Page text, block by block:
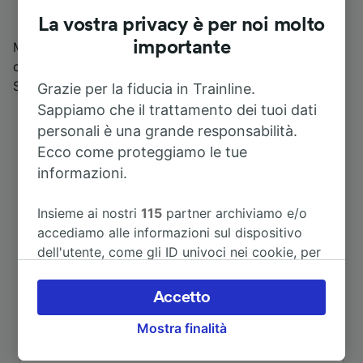
Moncalieri è la sosta ideale per chi desidera
conoscere il Museo dell’Automobile, il Parco di
Stupinigi e Superga.
Itinerari più popolari da Moncalieri
La vostra privacy è per noi molto
importante
Grazie per la fiducia in Trainline.
Sappiamo che il trattamento dei tuoi dati
personali è una grande responsabilità.
Ecco come proteggiamo le tue
informazioni.
Insieme ai nostri115 partner archiviamo e/o
accediamo alle informazioni sul dispositivo
dell'utente, come gli ID univoci nei cookie, per
accettare o gestire le proprie scelte facendo
clic di seguito, tra cui il proprio diritto di
opporsi sulla base di un interesse legittimo o
Mostra finalità
Accetto